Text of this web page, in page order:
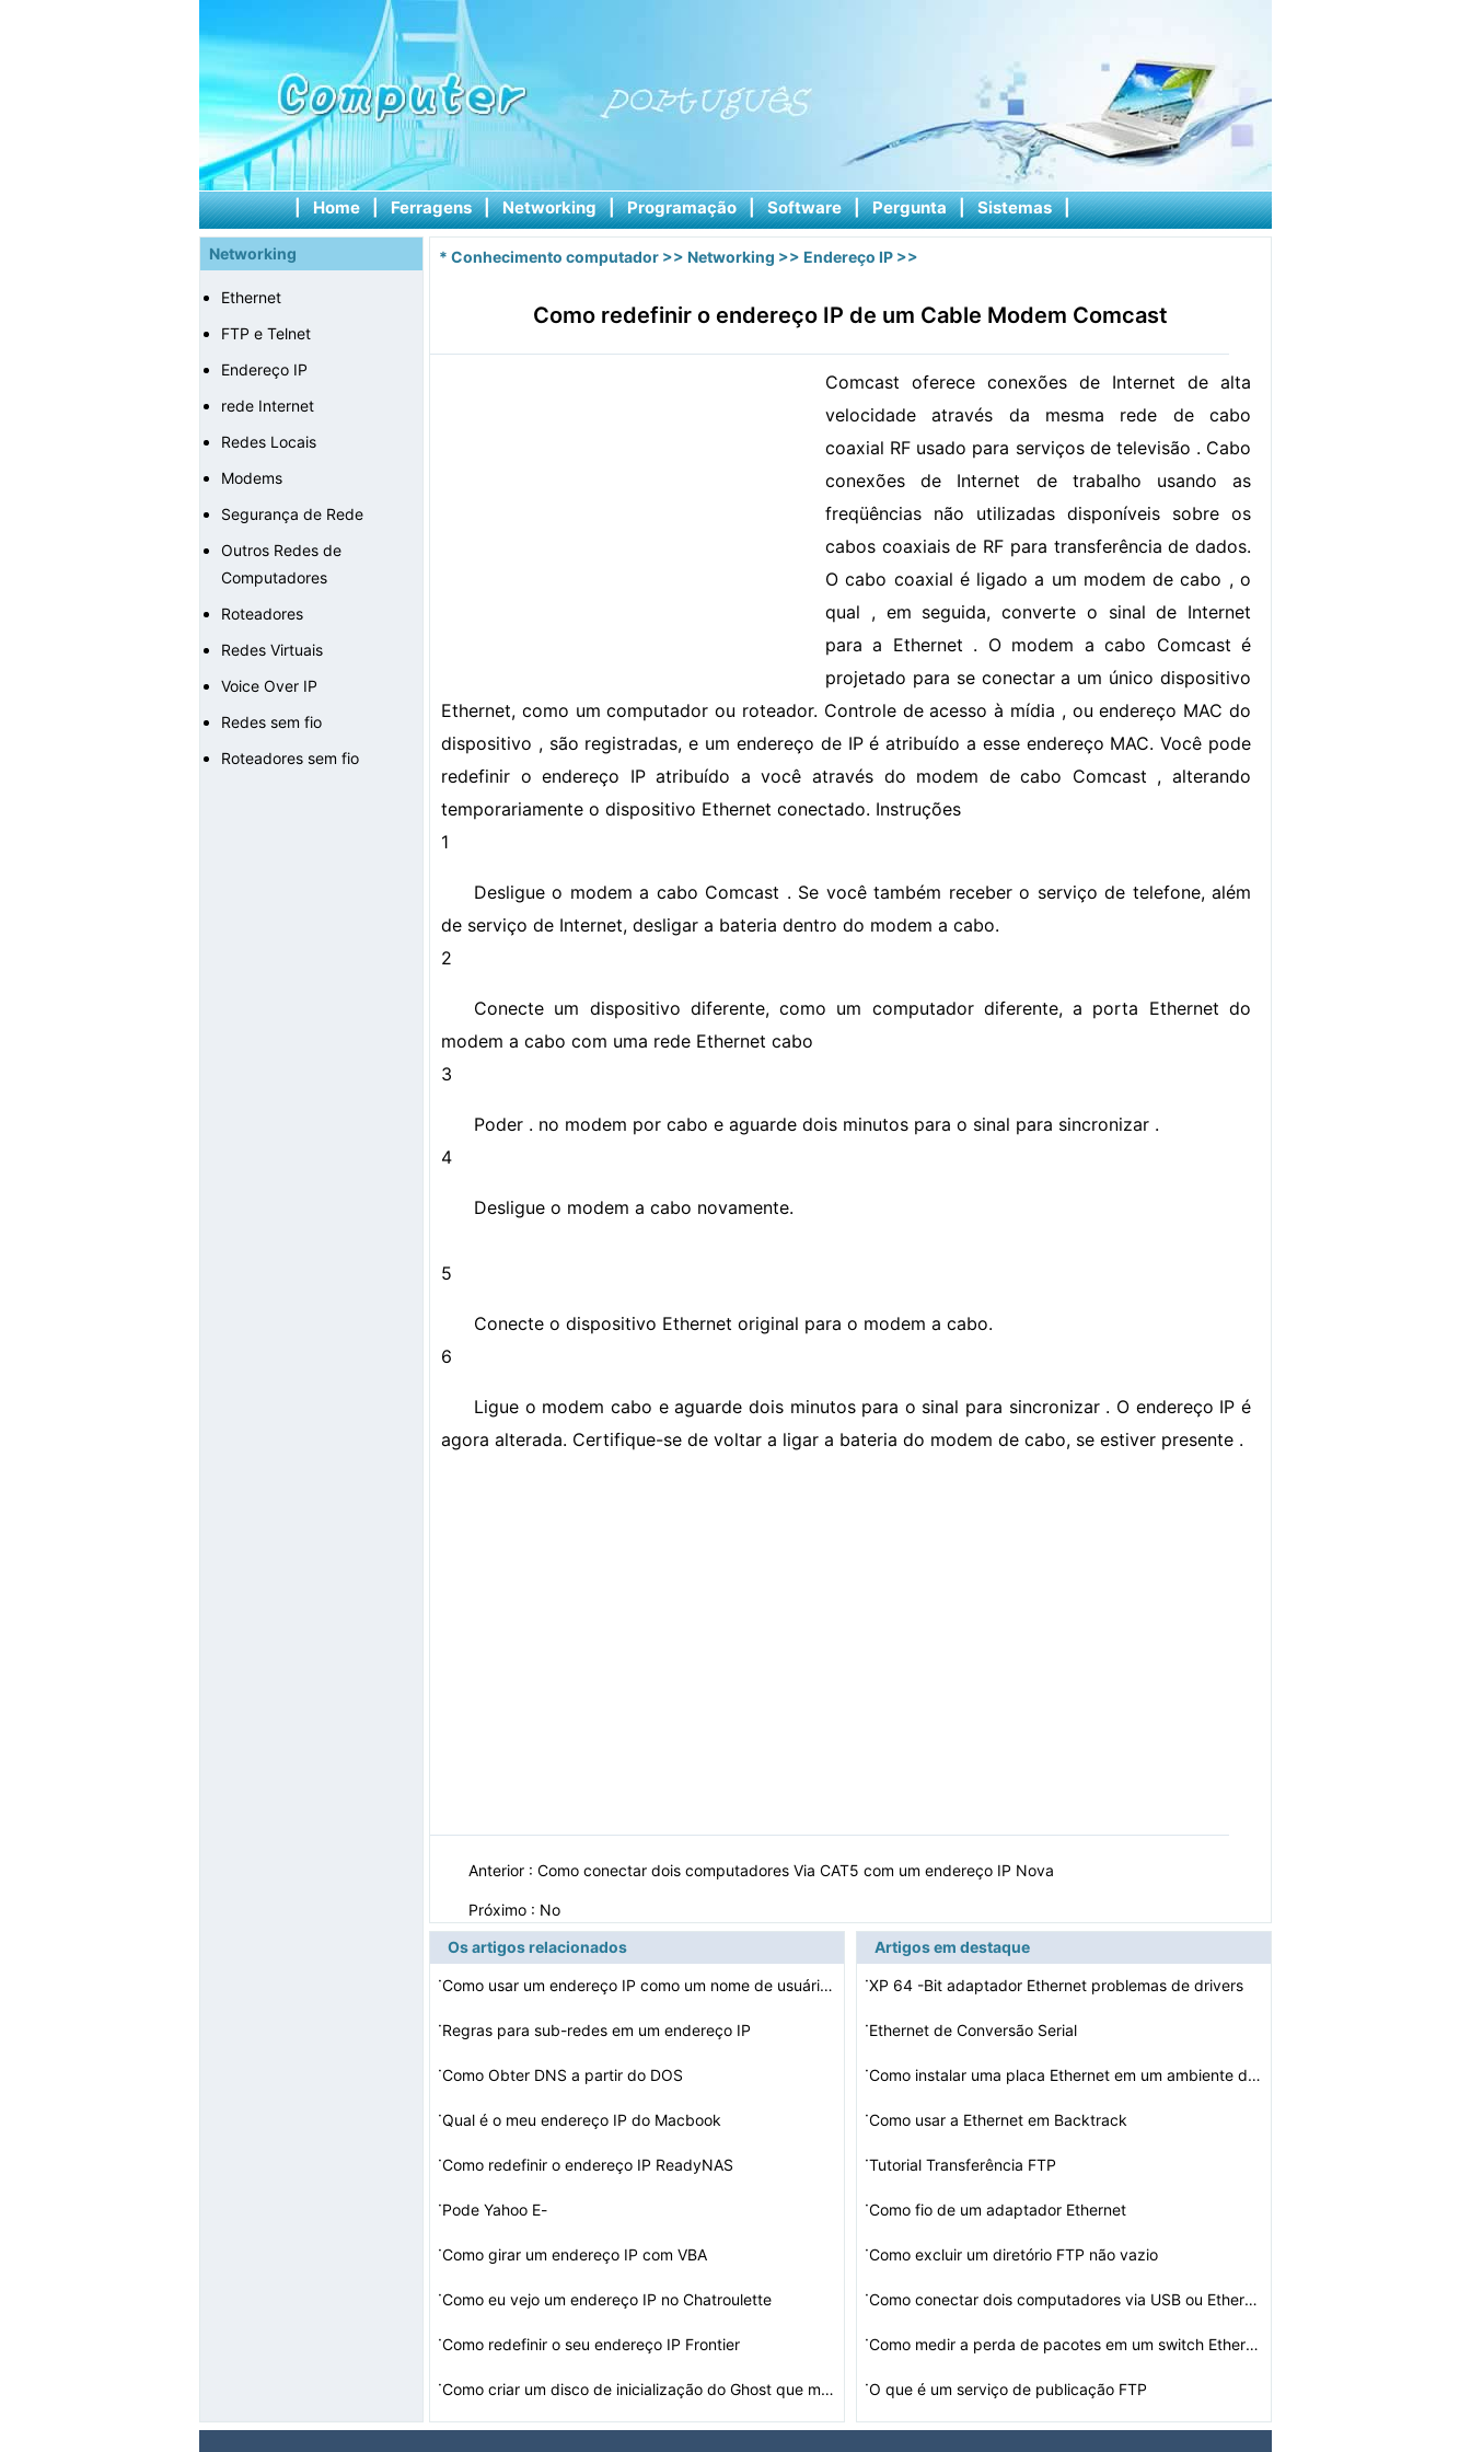
| Home | Ferragens | Networking | Programação | Software | Pergunta | Sistemas |
Networking
Ethernet
FTP e Telnet
Endereço IP
rede Internet
Redes Locais
Modems
Segurança de Rede
Outros Redes de
Computadores
Roteadores
Redes Virtuais
Voice Over IP
Redes sem fio
Roteadores sem fio
* Conhecimento computador >> Networking >> Endereço IP >>
Como redefinir o endereço IP de um Cable Modem Comcast
Comcast oferece conexões de Internet de alta
velocidade através da mesma rede de cabo
coaxial RF usado para serviços de televisão . Cabo
conexões de Internet de trabalho usando as
freqüências não utilizadas disponíveis sobre os
cabos coaxiais de RF para transferência de dados.
O cabo coaxial é ligado a um modem de cabo , o
qual , em seguida, converte o sinal de Internet
para a Ethernet . O modem a cabo Comcast é
projetado para se conectar a um único dispositivo
Ethernet, como um computador ou roteador. Controle de acesso à mídia , ou endereço MAC do
dispositivo , são registradas, e um endereço de IP é atribuído a esse endereço MAC. Você pode
redefinir o endereço IP atribuído a você através do modem de cabo Comcast , alterando
temporariamente o dispositivo Ethernet conectado. Instruções
1
Desligue o modem a cabo Comcast . Se você também receber o serviço de telefone, além
de serviço de Internet, desligar a bateria dentro do modem a cabo.
2
Conecte um dispositivo diferente, como um computador diferente, a porta Ethernet do
modem a cabo com uma rede Ethernet cabo
3
Poder . no modem por cabo e aguarde dois minutos para o sinal para sincronizar .
4
Desligue o modem a cabo novamente.
5
Conecte o dispositivo Ethernet original para o modem a cabo.
6
Ligue o modem cabo e aguarde dois minutos para o sinal para sincronizar . O endereço IP é
agora alterada. Certifique-se de voltar a ligar a bateria do modem de cabo, se estiver presente .
Anterior : Como conectar dois computadores Via CAT5 com um endereço IP Nova
Próximo : No
Os artigos relacionados
·
Como usar um endereço IP como um nome de usuário para…
·Regras para sub-redes em um endereço IP
·Como Obter DNS a partir do DOS
·Qual é o meu endereço IP do Macbook
·Como redefinir o endereço IP ReadyNAS
·Pode Yahoo E-
·Como girar um endereço IP com VBA
·Como eu vejo um endereço IP no Chatroulette
·Como redefinir o seu endereço IP Frontier
· Como criar um disco de inicialização do Ghost que map…
Artigos em destaque
·XP 64 -Bit adaptador Ethernet problemas de drivers
·Ethernet de Conversão Serial
· Como instalar uma placa Ethernet em um ambiente de trab…
·Como usar a Ethernet em Backtrack
·Tutorial Transferência FTP
·Como fio de um adaptador Ethernet
·Como excluir um diretório FTP não vazio
· Como conectar dois computadores via USB ou Ethernet
· Como medir a perda de pacotes em um switch Ethernet
·O que é um serviço de publicação FTP